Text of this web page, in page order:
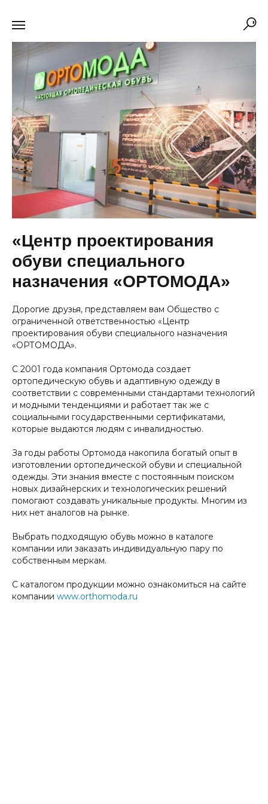
«Центр проектирования
обуви специального
назначения «ОРТОМОДА»
Дорогие друзья, представляем вам Общество с
ограниченной ответственностью «Центр
проектирования обуви специального назначения
«ОРТОМОДА».
С 2001 года компания Ортомода создает
ортопедическую обувь и адаптивную одежду в
соответствии с современными стандартами технологий
и модными тенденциями и работает так же с
социальными государственными сертификатами,
которые выдаются людям с инвалидностью.
За годы работы Ортомода накопила богатый опыт в
изготовлении ортопедической обуви и специальной
одежды. Эти знания вместе с постоянным поиском
новых дизайнерских и технологических решений
помогают создавать уникальные продукты. Многим из
них нет аналогов на рынке.
Выбрать подходящую обувь можно в каталоге
компании или заказать индивидуальную пару по
собственным меркам.
С каталогом продукции можно ознакомиться на сайте
компании www.orthomoda.ru